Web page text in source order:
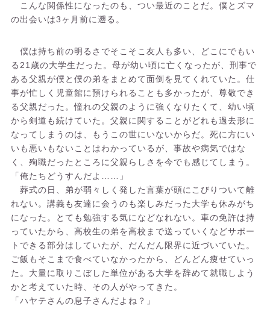
こんな関係性になったのも、つい最近のことだ。僕とズマ
の出会いは3ヶ月前に遡る。
僕は持ち前の明るさでそこそこ友人も多い、どこにでもい
る21歳の大学生だった。母が幼い頃に亡くなったが、刑事で
ある父親が僕と僕の弟をまとめて面倒を見てくれていた。仕
事が忙しく児童館に預けられることも多かったが、尊敬でき
る父親だった。憧れの父親のように強くなりたくて、幼い頃
から剣道も続けていた。父親に関することがどれも過去形に
なってしまうのは、もうこの世にいないからだ。死に方にい
いも悪いもないことはわかっているが、事故や病気ではな
く、殉職だったところに父親らしさを今でも感じてしまう。
「俺たちどうすんだよ……」
葬式の日、弟が弱々しく発した言葉が頭にこびりついて離
れない。講義も友達に会うのも楽しみだった大学も休みがち
になった。とても勉強する気になどなれない。車の免許は持
っていたから、高校生の弟を高校まで送っていくなどサポー
トできる部分はしていたが、だんだん限界に近づいていた。
ご飯もそこまで食べていなかったから、どんどん痩せていっ
た。大量に取りこぼした単位がある大学を辞めて就職しよう
かと考えていた時、その人がやってきた。
「ハヤテさんの息子さんだよね？」